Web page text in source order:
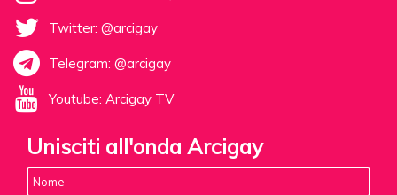
Twitter: @arcigay
Telegram: @arcigay
Youtube: Arcigay TV
Unisciti all'onda Arcigay